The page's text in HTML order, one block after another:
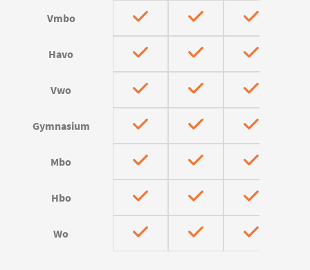
Vmbo
Havo
Vwo
Gymnasium
Mbo
Hbo
Wo